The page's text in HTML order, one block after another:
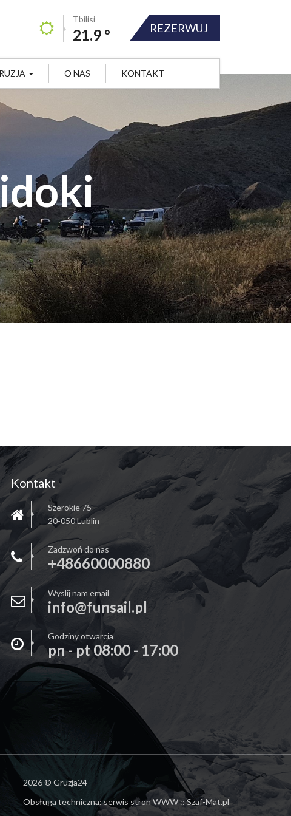
REZERWUJ
Tbilisi
21.9 º
O NAS KONTAKT
Kontakt
Szerokie 75
20-050 Lublin
Zadzwoń do nas
+48660000880
Wyslij nam email
info@funsail.pl
Godziny otwarcia
pn - pt 08:00 - 17:00
2026 © Gruzja24
Obsługa techniczna:serwis stron WWW :: Szaf-Mat.pl